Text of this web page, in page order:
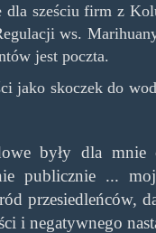
dla sześciu firm z
ws.
jest poczta.
jako skoczek do
były dla mnie
publicznie ...
przesiedleńców,
i negatywnego